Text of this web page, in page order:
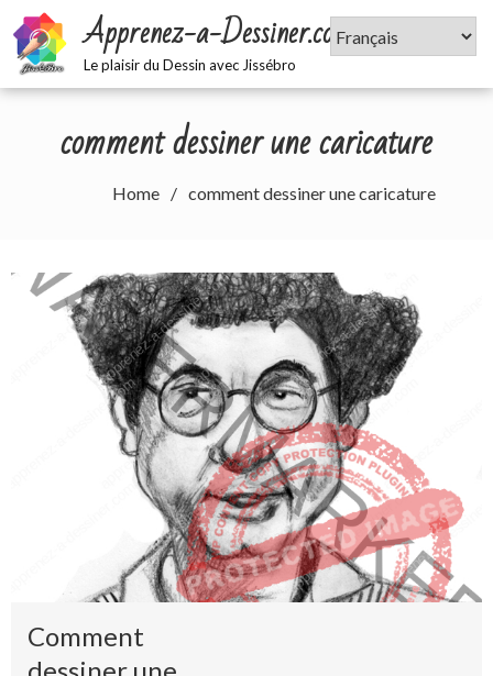
Skip
to
content
Apprenez-a-Dessiner.com
Le plaisir du Dessin avec Jissébro
comment dessiner une caricature
Home comment dessiner une caricature
Comment